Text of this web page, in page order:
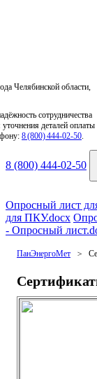
Челябинской области,
сотрудничества
деталей оплаты
8 (800) 444‑02‑50.
8 (800) 444-02-50
Опросный лист
для ПКУ.docx
- Опросный
ПанЭнергоМет